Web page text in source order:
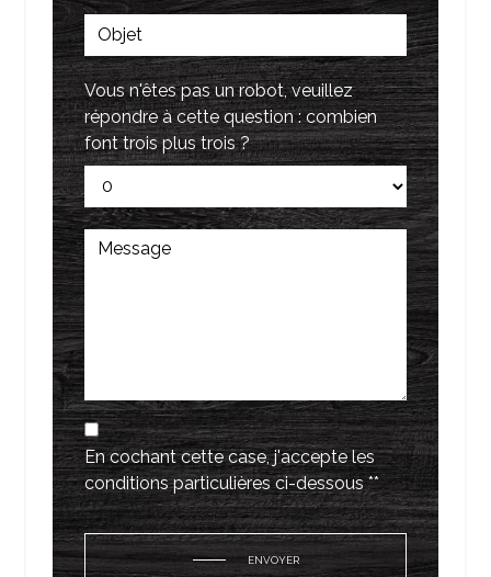
Vous n'êtes pas un robot, veuillez
répondre à cette question : combien
font trois plus trois ?
En cochant cette case, j'accepte les
conditions particulières ci-dessous **
ENVOYER